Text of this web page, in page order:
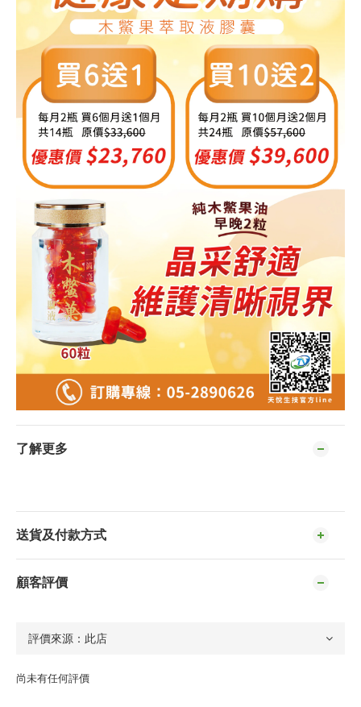
了解更多
送貨及付款方式
顧客評價
尚未有任何評價